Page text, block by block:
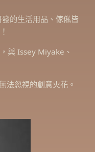
的生活用品、傢俬皆
與 Issey Miyake、
法忽視的創意火花。